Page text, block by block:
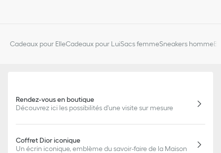
Cadeaux pour ElleCadeaux pour LuiSacs femmeSneakers homme
Rendez-vous en boutique
Découvrez ici les possibilités d'une visite sur mesure
Coffret Dior iconique
Un écrin iconique, emblème du savoir-faire de la Maison